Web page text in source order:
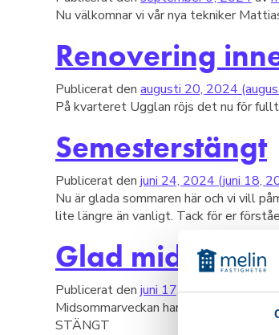
Nu välkomnar vi vår nya tekniker
Renovering
Publicerat den augusti 20, 2024
På kvarteret Ugglan röjs det nu för
Semesterstängt
Publicerat den juni 24, 2024 (juni 18,
Nu är glada sommaren här och vi vill
lite längre än vanligt. Tack för er
Glad
Publicerat den juni 17, 2024avmelin
Midsommarveckan har anlänt och
STÄNGT